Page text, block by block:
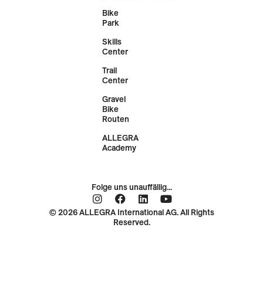
Bike
Park
Skills
Center
Trail
Center
Gravel
Bike
Routen
ALLEGRA
Academy
Folge uns unauffällig...
© 2026 ALLEGRA International AG. All Rights
Reserved.